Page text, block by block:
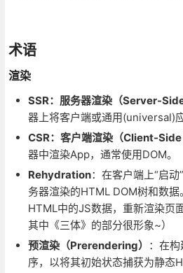
术语
渲染
SSR：服务器渲染（Server-
器上将客户端或通用(universal)
CSR：客户端渲染（Client-Side
器中渲染App，通常使用DOM。
Rehydration：在客户端上“启
务器渲染的HTML DOM树和数
HTML中的JS数据，重新渲染页
其中《三体》的部分很形象~）
预渲染（Prerendering） ：在
序，以将其初始状态捕获为静态